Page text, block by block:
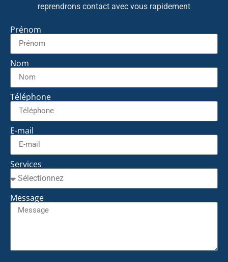
reprendrons contact avec vous rapidement
Prénom
Nom
Téléphone
E-mail
Services
Message